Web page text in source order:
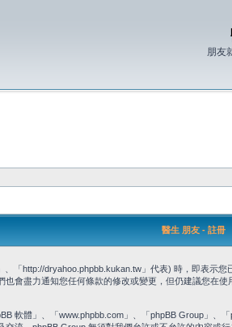
朋友
醫生 朋友 - 註冊
「http://dryahoo.phpbb.kukan.tw」代表) 時，即表示
會盡力通知您任何條款的修改或變更，但仍建議您在
軟體」、「www.phpbb.com」、「phpBB Group」、